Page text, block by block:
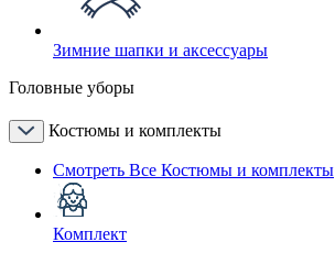
Зимние шапки и аксессуары
Головные уборы
Костюмы и комплекты
Смотреть Все Костюмы и комплекты
Комплект